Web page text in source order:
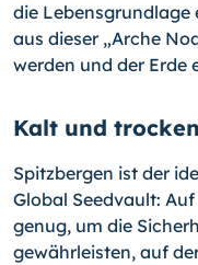
die Lebensgrundlage
aus dieser „Arche
werden und der Erde
Kalt und
Spitzbergen ist der
Global Seedvault:
genug, um die
gewährleisten, auf